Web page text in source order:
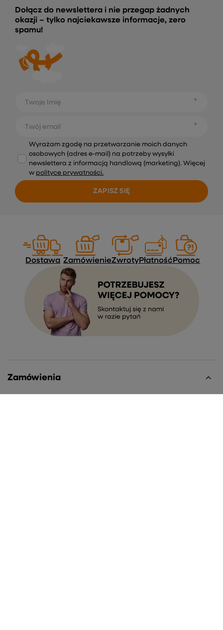
Dołącz do newslettera i nie przegap żadnych
okazji – tylko najciekawsze informacje, zero
spamu!
Twoje Imię
Twój email
Wyrażam zgodę na przetwarzanie moich danych
osobowych (adres e-mail) na potrzeby wysyłki
newslettera z informacją handlową (marketing). Więcej
w polityce prywatności.
ZAPISZ SIĘ
Dostawa ZamówienieZwrotyPłatność Pomoc
Zamówienia